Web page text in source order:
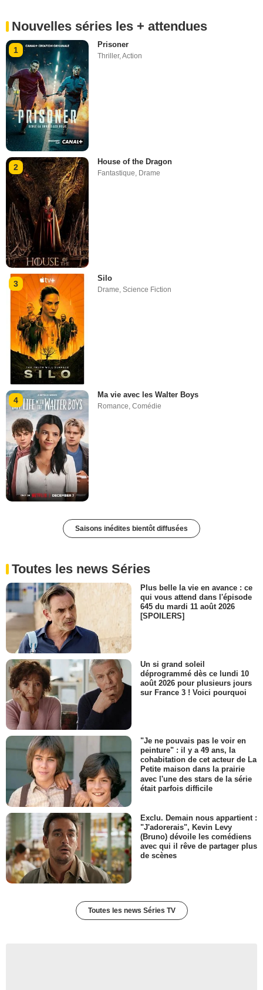
Nouvelles séries les + attendues
1
Prisoner
Thriller,Action
2
House of the Dragon
Fantastique Drame
3
Silo
Drame,Science Fiction
4
Ma vie avec les Walter Boys
Romance,Comédie
Saisons inédites bientôt diffusées
Toutes les news Séries
Plus belle la vie en avance : ce
qui vous attend dans l'épisode
645 du mardi 11 août 2026
[SPOILERS]
Un si grand soleil
déprogrammé dès ce lundi 10
août 2026 pour plusieurs jours
sur France 3 ! Voici pourquoi
"Je ne pouvais pas le voir en
peinture" : il y a 49 ans, la
cohabitation de cet acteur de La
Petite maison dans la prairie
avec l'une des stars de la série
était parfois difficile
Exclu. Demain nous appartient :
"J'adorerais", Kevin Levy
(Bruno) dévoile les comédiens
avec qui il rêve de partager plus
de scènes
Toutes les news Séries TV